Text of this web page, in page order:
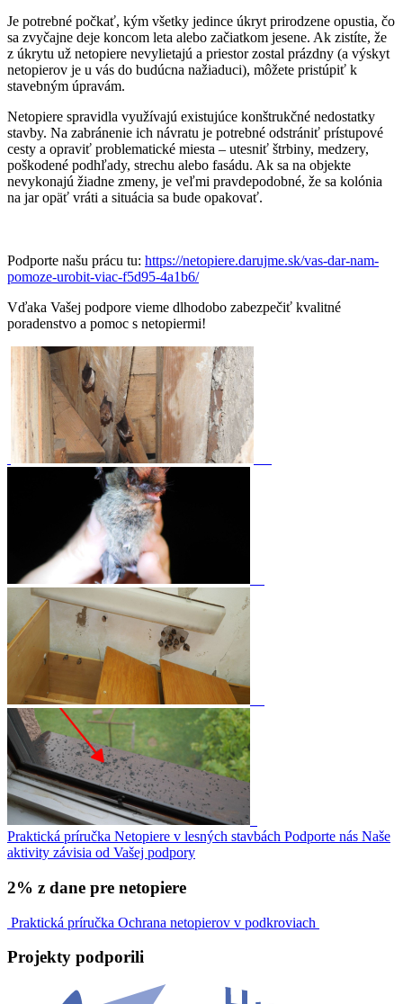
Je potrebné počkať, kým všetky jedince úkryt prirodzene opustia, čo
sa zvyčajne deje koncom leta alebo začiatkom jesene. Ak zistíte, že
z úkrytu už netopiere nevylietajú a priestor zostal prázdny (a výskyt
netopierov je u vás do budúcna nažiaduci), môžete pristúpiť k
stavebným úpravám.
Netopiere spravidla využívajú existujúce konštrukčné nedostatky
stavby. Na zabránenie ich návratu je potrebné odstrániť prístupové
cesty a opraviť problematické miesta – utesniť štrbiny, medzery,
poškodené podhľady, strechu alebo fasádu. Ak sa na objekte
nevykonajú žiadne zmeny, je veľmi pravdepodobné, že sa kolónia
na jar opäť vráti a situácia sa bude opakovať.
Podporte našu prácu tu: https://netopiere.darujme.sk/vas-dar-nam-
pomoze-urobit-viac-f5d95-4a1b6/
Vďaka Vašej podpore vieme dlhodobo zabezpečiť kvalitné
poradenstvo a pomoc s netopiermi!
Praktická príručka Netopiere v lesných stavbách Podporte nás Naše
aktivity závisia od Vašej podpory
2% z dane pre netopiere
Praktická príručka Ochrana netopierov v podkroviach
Projekty podporili